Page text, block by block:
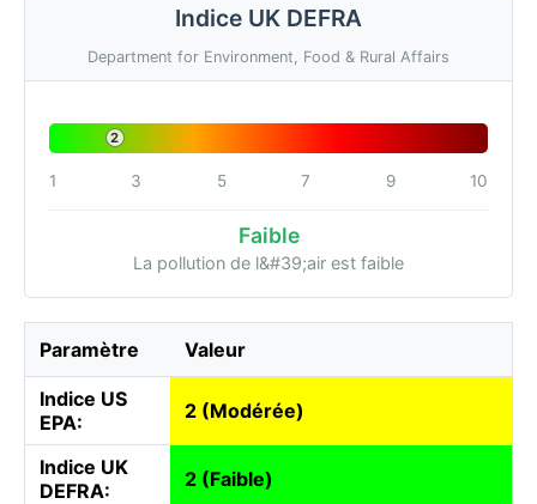
Indice UK DEFRA
Department for Environment, Food & Rural Affairs
2
1 3 5 7 9 10
Faible
La pollution de l&#39;air est faible
Paramètre Valeur
Indice US
EPA:
2 (Modérée)
Indice UK
DEFRA:
2 (Faible)